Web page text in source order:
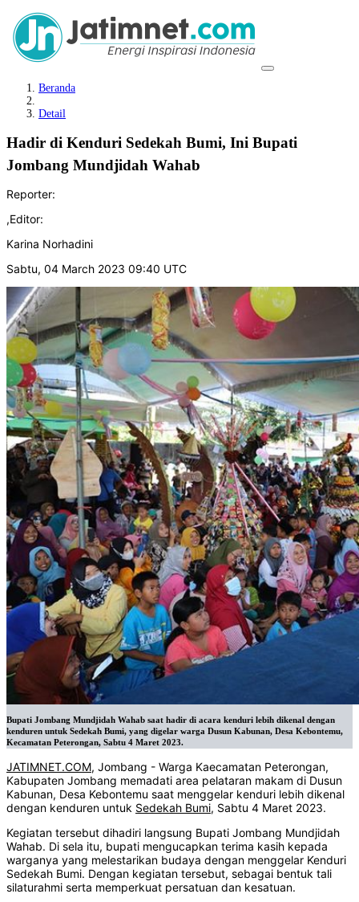
Beranda
Detail
Hadir di Kenduri Sedekah Bumi, Ini Bupati
Jombang Mundjidah Wahab
Reporter:
,Editor:
Karina Norhadini
Sabtu, 04 March 2023 09:40 UTC
Bupati Jombang Mundjidah Wahab saat hadir di acara kenduri lebih dikenal dengan
kenduren untuk Sedekah Bumi, yang digelar warga Dusun Kabunan, Desa Kebontemu,
Kecamatan Peterongan, Sabtu 4 Maret 2023.
JATIMNET.COM, Jombang - Warga Kaecamatan Peterongan,
Kabupaten Jombang memadati area pelataran makam di Dusun
Kabunan, Desa Kebontemu saat menggelar kenduri lebih dikenal
dengan kenduren untuk Sedekah Bumi, Sabtu 4 Maret 2023.
Kegiatan tersebut dihadiri langsung Bupati Jombang Mundjidah
Wahab. Di sela itu, bupati mengucapkan terima kasih kepada
warganya yang melestarikan budaya dengan menggelar Kenduri
Sedekah Bumi. Dengan kegiatan tersebut, sebagai bentuk tali
silaturahmi serta memperkuat persatuan dan kesatuan.